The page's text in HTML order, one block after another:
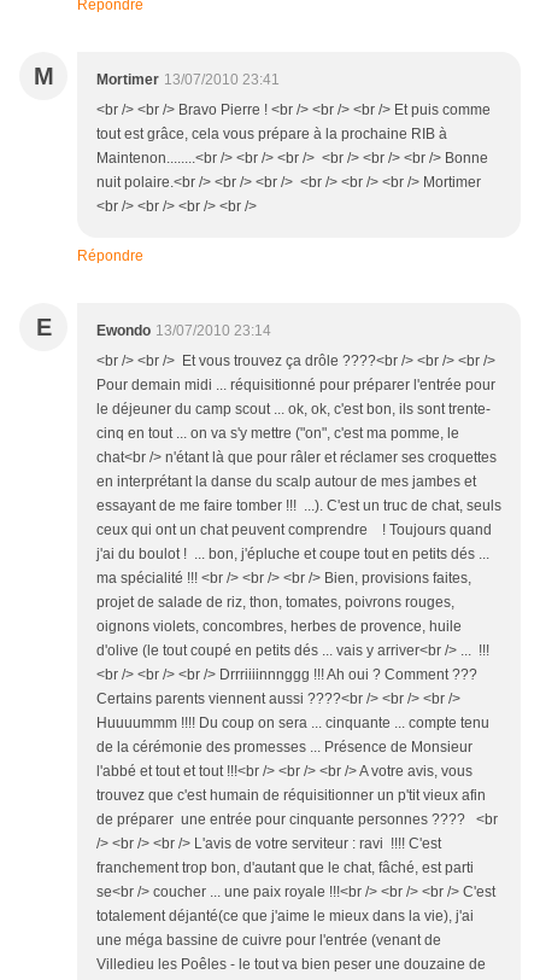
Répondre
M Mortimer 13/07/2010 23:41
<br /> <br /> Bravo Pierre ! <br /> <br /> <br /> Et puis comme
tout est grâce, cela vous prépare à la prochaine RIB à
Maintenon........<br /> <br /> <br /> <br /> <br /> <br /> Bonne
nuit polaire.<br /> <br /> <br /> <br /> <br /> <br /> Mortimer
<br /> <br /> <br /> <br />
Répondre
E Ewondo 13/07/2010 23:14
<br /> <br /> Et vous trouvez ça drôle ????<br /> <br /> <br />
Pour demain midi ... réquisitionné pour préparer l'entrée pour
le déjeuner du camp scout ... ok, ok, c'est bon, ils sont trente-
cinq en tout ... on va s'y mettre ("on", c'est ma pomme, le
chat<br /> n'étant là que pour râler et réclamer ses croquettes
en interprétant la danse du scalp autour de mes jambes et
essayant de me faire tomber !!! ...). C'est un truc de chat, seuls
ceux qui ont un chat peuvent comprendre ! Toujours quand
j'ai du boulot ! ... bon, j'épluche et coupe tout en petits dés ...
ma spécialité !!! <br /> <br /> <br /> Bien, provisions faites,
projet de salade de riz, thon, tomates, poivrons rouges,
oignons violets, concombres, herbes de provence, huile
d'olive (le tout coupé en petits dés ... vais y arriver<br /> ... !!!
<br /> <br /> <br /> Drrriiiinnnggg !!! Ah oui ? Comment ???
Certains parents viennent aussi ????<br /> <br /> <br />
Huuuummm !!!! Du coup on sera ... cinquante ... compte tenu
de la cérémonie des promesses ... Présence de Monsieur
l'abbé et tout et tout !!!<br /> <br /> <br /> A votre avis, vous
trouvez que c'est humain de réquisitionner un p'tit vieux afin
de préparer une entrée pour cinquante personnes ???? <br
/> <br /> <br /> L'avis de votre serviteur : ravi !!!! C'est
franchement trop bon, d'autant que le chat, fâché, est parti
se<br /> coucher ... une paix royale !!!<br /> <br /> <br /> C'est
totalement déjanté(ce que j'aime le mieux dans la vie), j'ai
une méga bassine de cuivre pour l'entrée (venant de
Villedieu les Poêles - le tout va bien peser une douzaine de